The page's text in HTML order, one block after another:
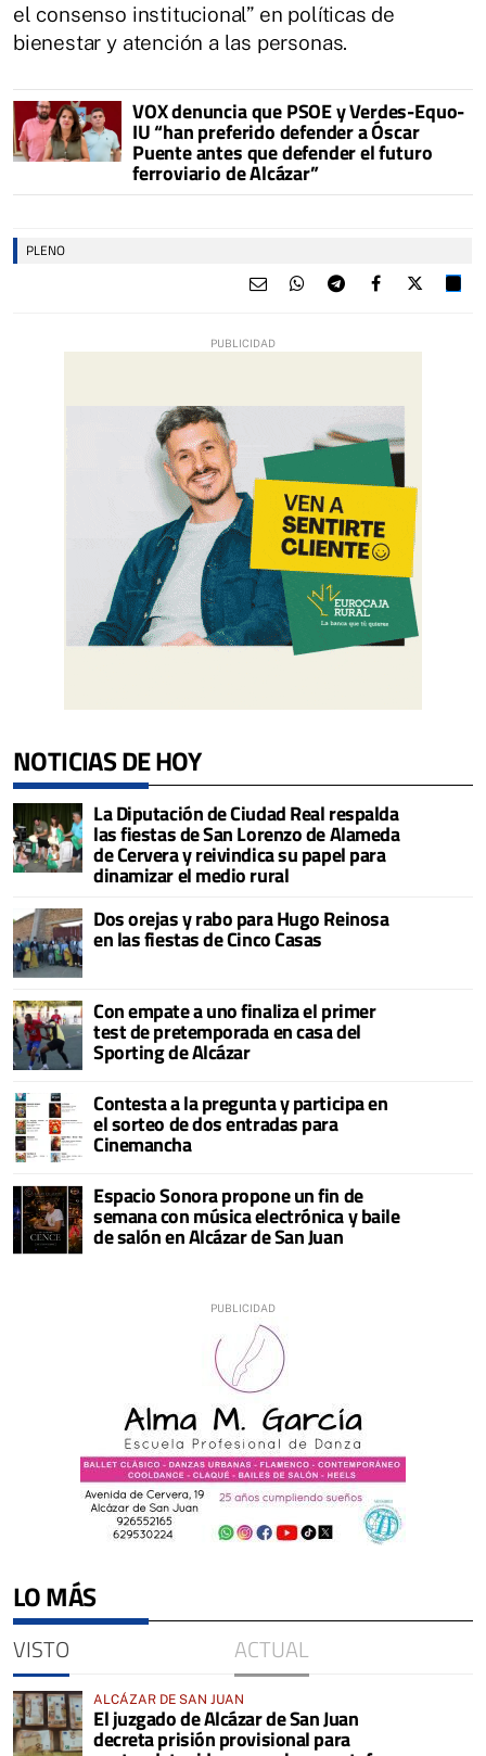
el consenso institucional” en políticas de
bienestar y atención a las personas.
VOX denuncia que PSOE y Verdes-Equo-
IU “han preferido defender a Óscar
Puente antes que defender el futuro
ferroviario de Alcázar”
PLENO
NOTICIAS DE HOY
La Diputación de Ciudad Real respalda
las fiestas de San Lorenzo de Alameda
de Cervera y reivindica su papel para
dinamizar el medio rural
Dos orejas y rabo para Hugo Reinosa
en las fiestas de Cinco Casas
Con empate a uno finaliza el primer
test de pretemporada en casa del
Sporting de Alcázar
Contesta a la pregunta y participa en
el sorteo de dos entradas para
Cinemancha
Espacio Sonora propone un fin de
semana con música electrónica y baile
de salón en Alcázar de San Juan
LO MÁS
VISTO ACTUAL
ALCÁZAR DE SAN JUAN
El juzgado de Alcázar de San Juan
decreta prisión provisional para